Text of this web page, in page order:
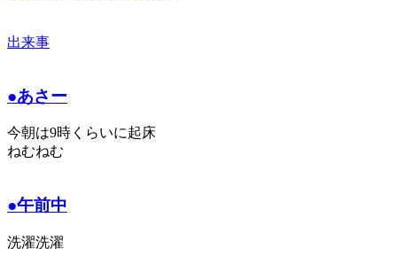
出来事
●あさー
今朝は9時くらいに起床
ねむねむ
●午前中
洗濯洗濯